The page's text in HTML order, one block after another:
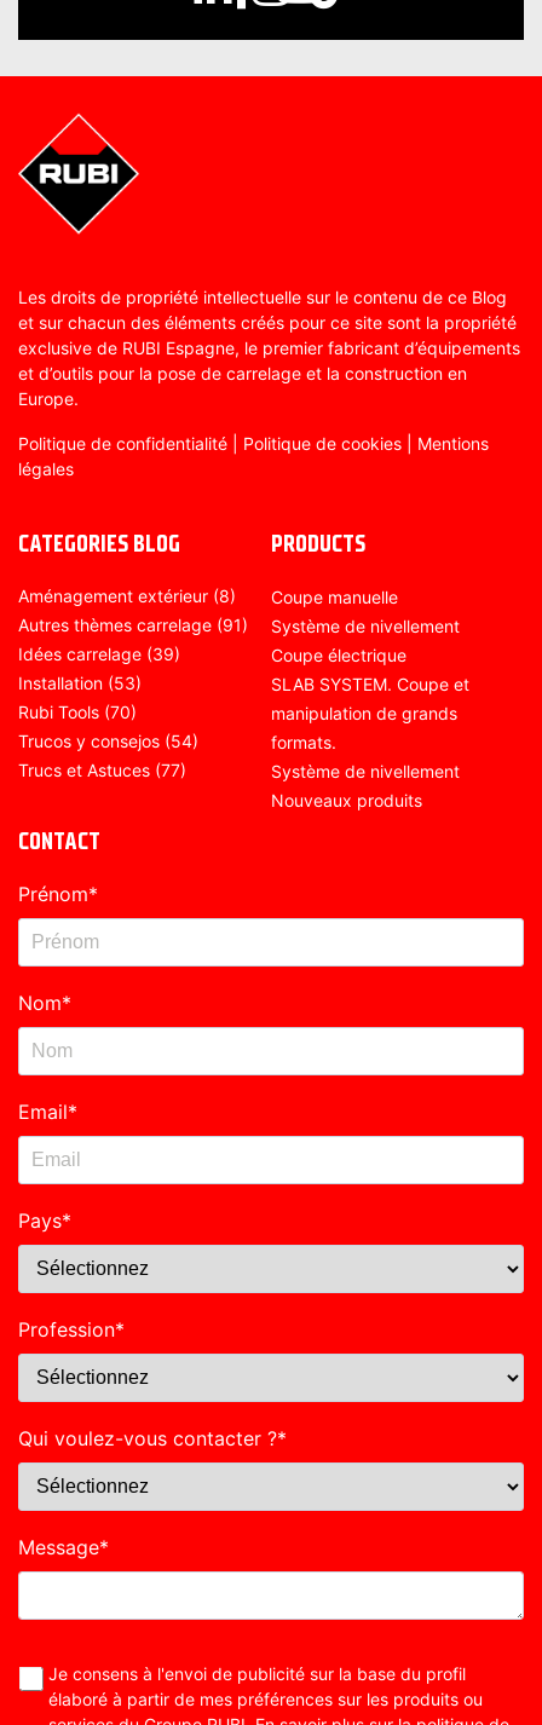
Les droits de propriété intellectuelle sur le contenu de ce Blog
et sur chacun des éléments créés pour ce site sont la propriété
exclusive de RUBI Espagne, le premier fabricant d’équipements
et d’outils pour la pose de carrelage et la construction en
Europe.
Politique de confidentialité Politique de cookies
Mentions
légales
CATEGORIES BLOG
Aménagement extérieur (8)
Autres thèmes carrelage (91)
Idées carrelage (39)
Installation (53)
Rubi Tools (70)
Trucos y consejos (54)
Trucs et Astuces (77)
PRODUCTS
Coupe manuelle
Système de nivellement
Coupe électrique
SLAB SYSTEM. Coupe et
manipulation de grands
formats.
Système de nivellement
Nouveaux produits
CONTACT
Prénom*
Nom*
Email*
Pays*
Profession*
Qui voulez-vous contacter ?*
Message*
Je consens à l'envoi de publicité sur la base du profil
élaboré à partir de mes préférences sur les produits ou